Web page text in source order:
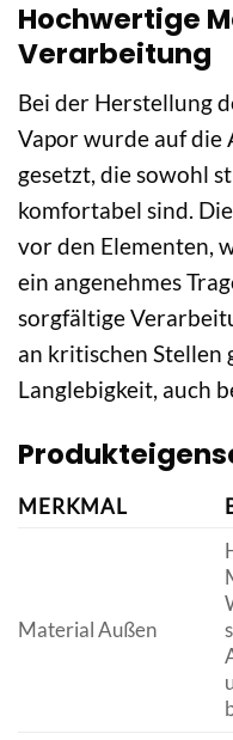
Hochwertige
Verarbeitung
Bei der Herstellung
Vapor wurde auf die
gesetzt, die sowohl
komfortabel sind.
vor den Elementen,
ein angenehmes
sorgfältige
an kritischen
Langlebigkeit, auch
MERKMAL
Material Außen